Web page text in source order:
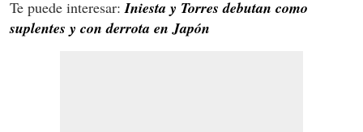
Te puede interesar: Iniesta y Torres debutan como
suplentes y con derrota en Japón